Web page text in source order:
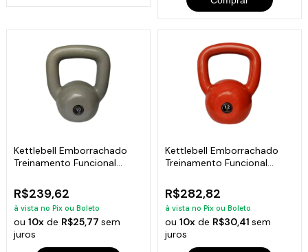
Kettlebell Emborrachado
Treinamento Funcional
R$239,62
à vista no Pix ou Boleto
ou10x de R$25,77sem
juros
Kettlebell Emborrachado
Treinamento Funcional
R$282,82
à vista no Pix ou Boleto
ou 10xde R$30,41 sem
juros